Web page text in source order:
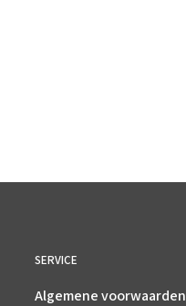
SERVICE
Algemene voorwaarden